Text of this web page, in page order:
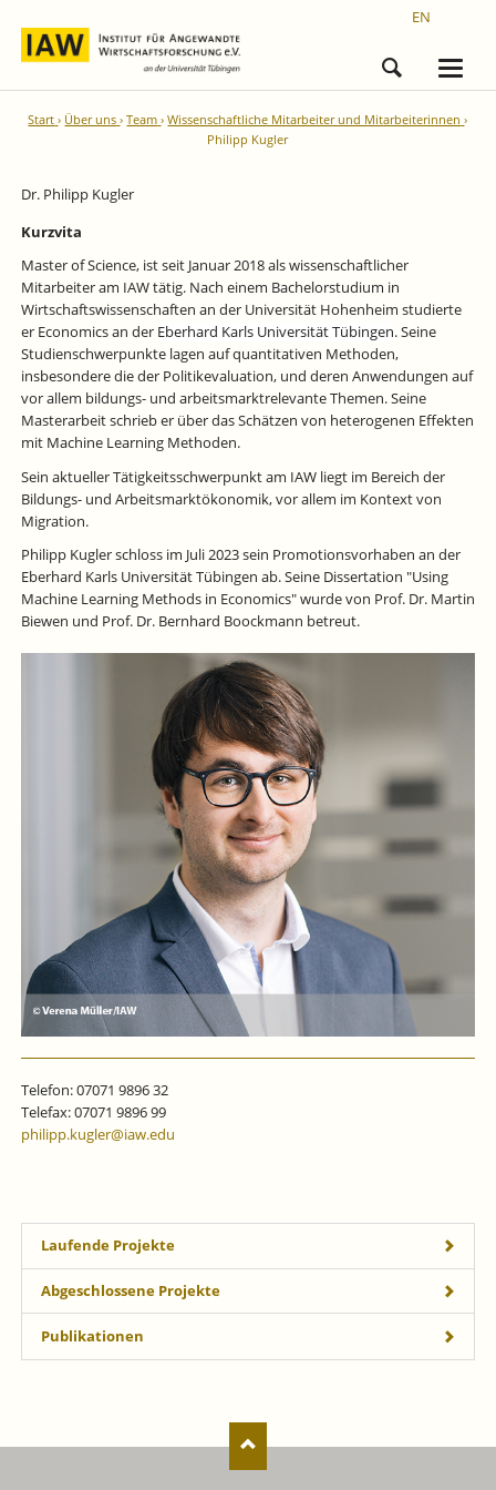
EN
Start Über uns Team
Wissenschaftliche Mitarbeiter und Mitarbeiterinnen
Philipp Kugler
Dr. Philipp Kugler
Kurzvita
Master of Science, ist seit Januar 2018 als wissenschaftlicher
Mitarbeiter am IAW tätig. Nach einem Bachelorstudium in
Wirtschaftswissenschaften an der Universität Hohenheim studierte
er Economics an der Eberhard Karls Universität Tübingen. Seine
Studienschwerpunkte lagen auf quantitativen Methoden,
insbesondere die der Politikevaluation, und deren Anwendungen auf
vor allem bildungs- und arbeitsmarktrelevante Themen. Seine
Masterarbeit schrieb er über das Schätzen von heterogenen Effekten
mit Machine Learning Methoden.
Sein aktueller Tätigkeitsschwerpunkt am IAW liegt im Bereich der
Bildungs- und Arbeitsmarktökonomik, vor allem im Kontext von
Migration.
Philipp Kugler schloss im Juli 2023 sein Promotionsvorhaben an der
Eberhard Karls Universität Tübingen ab. Seine Dissertation "Using
Machine Learning Methods in Economics" wurde von Prof. Dr. Martin
Biewen und Prof. Dr. Bernhard Boockmann betreut.
Telefon: 07071 9896 32
Telefax: 07071 9896 99
philipp.kugler@iaw.edu
Laufende Projekte
Abgeschlossene Projekte
Publikationen